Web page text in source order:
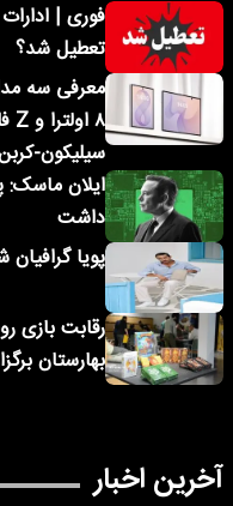
تعطیل شد؟
سیلیکون-
داشت
پویا گرافیان
رقابت بازی
بهارستان
آخرین اخبار